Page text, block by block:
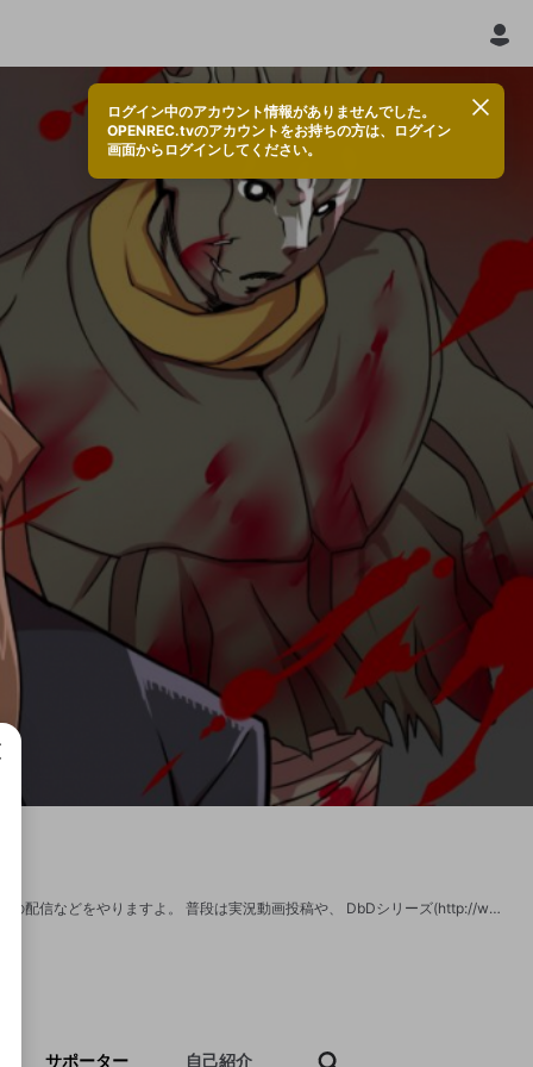
ログイン中のアカウント情報がありませんでした。
OPENREC.tvのアカウントをお持ちの方は、ログイン
画面からログインしてください。
主にDbD ( Dead_By_Daylight ) PUBG( PLAYERUNKNOWN'S BATTLEGROUNDS ) の配信などをやりますよ。 普段は実況動画投稿や、 DbDシリーズ(http://www.nicovideo.jp/my/mylist/#/56062538 ) Part1まとめ( http://www.nicovideo.jp/my/mylist/#/56044608 ) フィギュアヘッズ、オーバーウォッチといったゲームの 実況解説などでメディアに出ています。 東京MXにて放送中の「eスポーツMaX」オーバーウォッチ解説 JCG_FH フィギュアヘッズ実況 JCG_OW オーバーウォッチ解説 JCG_LoVA ロードオブヴァーミリオンアリーナ 実況解説 ニコニコ動画公式オフイベント「闘会議2017」ゲーム実況アイランド出演 ニコニコ動画公式chゲーム実況天国「MOMODORA: 月下のレクイエム」実況動画依頼投稿 twitter: https://twitter.com/ichijyousan nikoniko: http://com.nicovideo.jp/community/co384014 youtube: https://www.youtube.com/channel/UCCc_nV8DxyICrZXarAkiUHA プロフ、チャンネルイラストは「祀り」さんから頂いております。
サポーター 自己紹介